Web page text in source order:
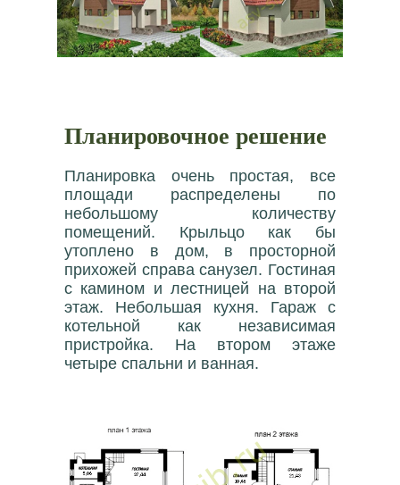
Планировочное решение
Планировка очень простая, все
площади распределены по
небольшому количеству
помещений. Крыльцо как бы
утоплено в дом, в просторной
прихожей справа санузел. Гостиная
с камином и лестницей на второй
этаж. Небольшая кухня. Гараж с
котельной как независимая
пристройка. На втором этаже
четыре спальни и ванная.